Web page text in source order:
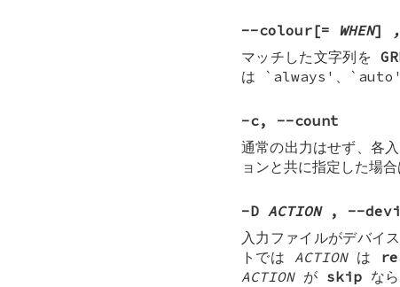
--colour[= WHEN] ,
マッチした文字列を
は `always'、`auto'
-c, --count
通常の出力はせず、各
ョンと共に指定した場
-D ACTION , --
入力ファイルがデバイ
トでは ACTIONは
ACTIONが skip な